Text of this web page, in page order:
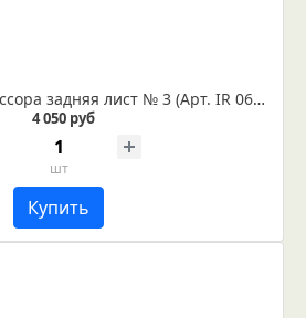
HYUNDAI HD 120 рессора задняя лист № 3 (Арт. IR 06-09-03)
4 050 руб
шт
Купить